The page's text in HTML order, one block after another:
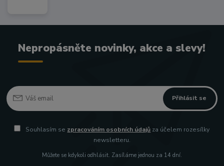
Nepropásněte novinky, akce a slevy!
Přihlásit se
Souhlasím se zpracováním osobních údajů za účelem rozesílky
newsletteru.
Můžete se kdykoli odhlásit. Zasíláme jednou za 14 dní.